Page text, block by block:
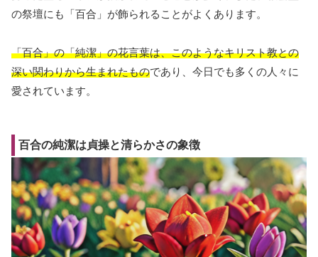
の祭壇にも「百合」が飾られることがよくあります。
「百合」の「純潔」の花言葉は、このようなキリスト教との
深い関わりから生まれたものであり、今日でも多くの人々に
愛されています。
百合の純潔は貞操と清らかさの象徴